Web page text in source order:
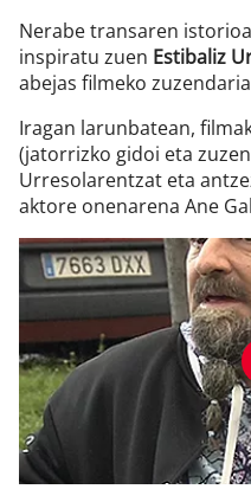
Nerabe transaren
inspiratu zuen Estibaliz
abejas filmeko
Iragan larunbatean,
(jatorrizko gidoi eta
Urresolarentzat eta
aktore onenarena Ane